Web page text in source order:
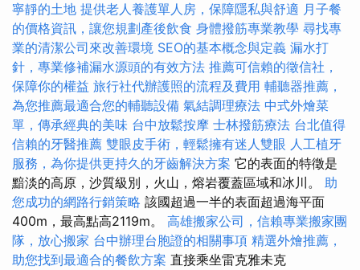
寧靜的土地 提供老人養護單人房，保障隱私與舒適 月子餐
的價格資訊，讓您規劃產後飲食 身體撥筋專業教學 尋找專
業的清潔公司來改善環境 SEO的基本概念與定義 漏水打
針，專業修補漏水源頭的有效方法 推薦可信賴的徵信社，
保障你的權益 旅行社代辦護照的流程及費用 輔聽器推薦，
為您推薦最適合您的輔聽設備 氣結調理療法 中式外燴菜
單，傳承經典的美味 台中放鬆按摩 士林撥筋療法 台北值得
信賴的牙醫推薦 雙眼皮手術，輕鬆擁有迷人雙眼 人工植牙
服務，為你提供更持久的牙齒解決方案 它的表面的特徵是
黯淡的高原，沙質級別，火山，熔岩覆蓋區域和冰川。 助
您成功的網路行銷策略 該國超過一半的表面超過海平面
400m，最高點高2119m。 高雄搬家公司，信賴專業搬家團
隊，放心搬家 台中辦理台胞證的相關事項 精選外燴推薦，
助您找到最適合的餐飲方案 直接乘坐雷克雅未克